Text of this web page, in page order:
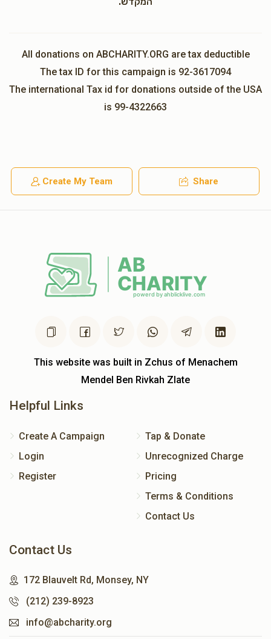
All donations on ABCHARITY.ORG are tax deductible
The tax ID for this campaign is 92-3617094
The international Tax id for donations outside of the USA
is 99-4322663
Create My Team Share
This website was built in Zchus of Menachem
Mendel Ben Rivkah Zlate
Helpful Links
Create A Campaign
Login
Register
Tap & Donate
Unrecognized Charge
Pricing
Terms & Conditions
Contact Us
Contact Us
172 Blauvelt Rd, Monsey, NY
(212) 239-8923
info@abcharity.org